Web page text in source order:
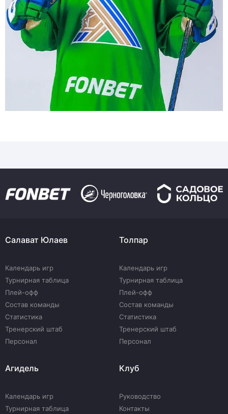
Салават Юлаев
Календарь игр
Турнирная таблица
Плей-офф
Состав команды
Статистика
Тренерский штаб
Персонал
Толпар
Календарь игр
Турнирная таблица
Плей-офф
Состав команды
Статистика
Тренерский штаб
Персонал
Агидель
Календарь игр
Турнирная таблица
Клуб
Руководство
Контакты